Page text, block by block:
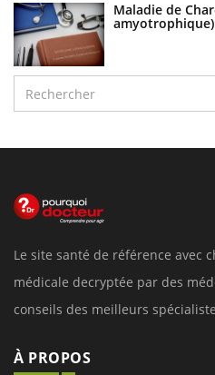
Maladie de
amyotrophique)
Le site santé de référence avec
médicale decryptée par des
conseils des meilleurs
À PROPOS